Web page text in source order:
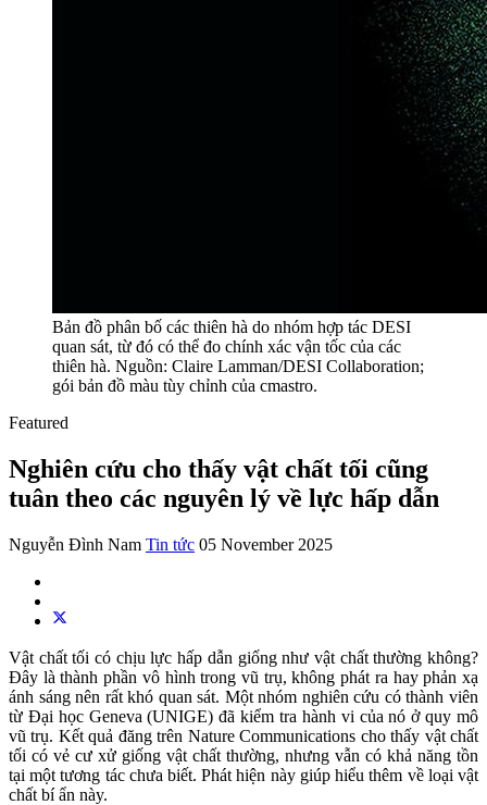
Bản đồ phân bố các thiên hà do nhóm hợp tác DESI
quan sát, từ đó có thể đo chính xác vận tốc của các
thiên hà. Nguồn: Claire Lamman/DESI Collaboration;
gói bản đồ màu tùy chỉnh của cmastro.
Featured
Nghiên cứu cho thấy vật chất tối cũng
tuân theo các nguyên lý về lực hấp dẫn
Nguyễn Đình Nam Tin tức 05 November 2025
Vật chất tối có chịu lực hấp dẫn giống như vật chất thường không?
Đây là thành phần vô hình trong vũ trụ, không phát ra hay phản xạ
ánh sáng nên rất khó quan sát. Một nhóm nghiên cứu có thành viên
từ Đại học Geneva (UNIGE) đã kiểm tra hành vi của nó ở quy mô
vũ trụ. Kết quả đăng trên Nature Communications cho thấy vật chất
tối có vẻ cư xử giống vật chất thường, nhưng vẫn có khả năng tồn
tại một tương tác chưa biết. Phát hiện này giúp hiểu thêm về loại vật
chất bí ẩn này.